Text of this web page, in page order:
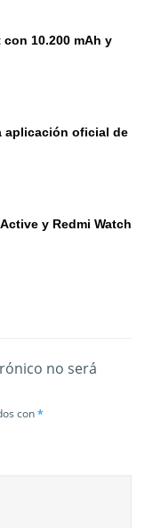
10.200 mAh y
aplicación oficial de
y Redmi Watch
no será
con*